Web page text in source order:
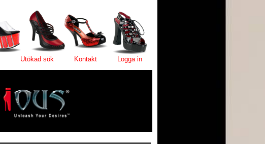
Utökad sök Kontakt Logga in